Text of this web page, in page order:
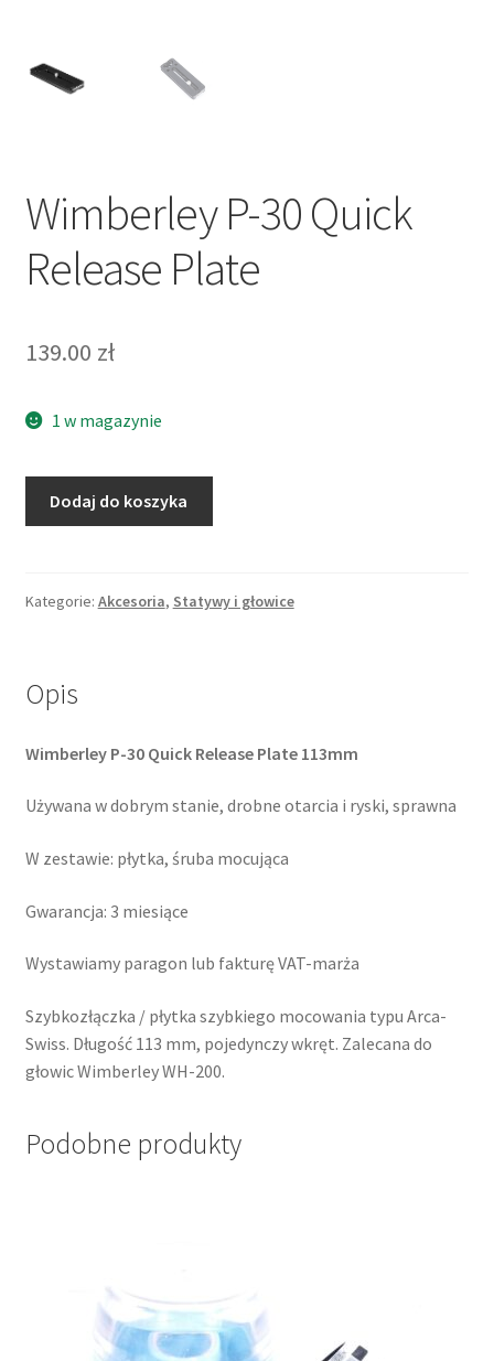
Wimberley P-30 Quick
Release Plate
139.00 zł
1 w magazynie
Wimberley
Quick
Dodaj do koszyka
Kategorie: Akcesoria, Statywy i głowice
Opis
Wimberley P-30 Quick Release Plate 113mm
Używana w dobrym stanie, drobne otarcia i ryski, sprawna
W zestawie: płytka, śruba mocująca
Gwarancja: 3 miesiące
Wystawiamy paragon lub fakturę VAT-marża
Szybkozłączka / płytka szybkiego mocowania typu Arca-
Swiss. Długość 113 mm, pojedynczy wkręt. Zalecana do
głowic Wimberley WH-200.
Podobne produkty